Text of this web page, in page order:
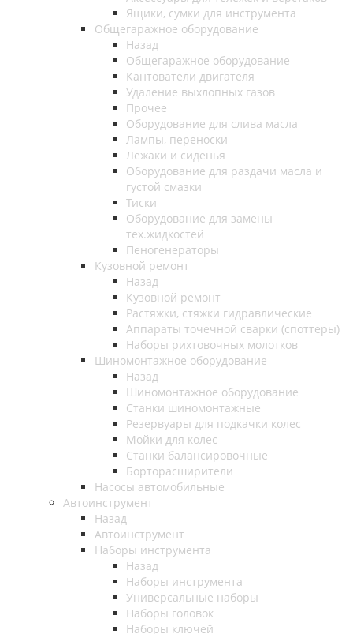
Ящики, сумки для инструмента
Общегаражное оборудование
Назад
Общегаражное оборудование
Кантователи двигателя
Удаление выхлопных газов
Прочее
Оборудование для слива масла
Лампы, переноски
Лежаки и сиденья
Оборудование для раздачи масла и
густой смазки
Тиски
Оборудование для замены
тех.жидкостей
Пеногенераторы
Кузовной ремонт
Назад
Кузовной ремонт
Растяжки, стяжки гидравлические
Аппараты точечной сварки (споттеры)
Наборы рихтовочных молотков
Шиномонтажное оборудование
Назад
Шиномонтажное оборудование
Станки шиномонтажные
Резервуары для подкачки колес
Мойки для колес
Станки балансировочные
Борторасширители
Насосы автомобильные
Автоинструмент
Назад
Автоинструмент
Наборы инструмента
Назад
Наборы инструмента
Универсальные наборы
Наборы головок
Наборы ключей